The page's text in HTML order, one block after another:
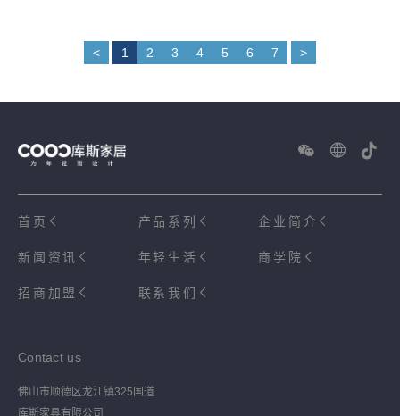
< 1 2 3 4 5 6 7 >
首页 产品系列 企业简介
新闻资讯 年轻生活 商学院
招商加盟 联系我们
Contact us
佛山市顺德区龙江镇325国道
库斯家具有限公司